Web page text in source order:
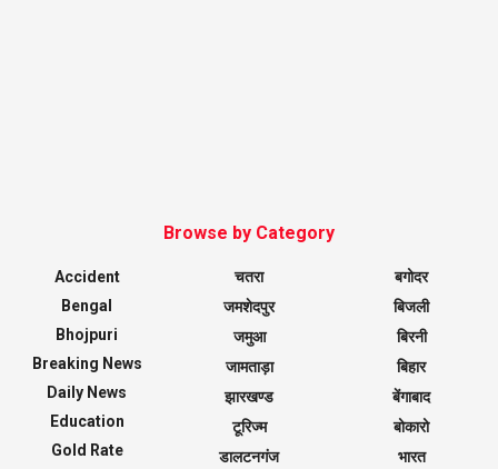
Browse by Category
Accident
Bengal
Bhojpuri
Breaking News
Daily News
Education
Gold Rate
चतरा
जमशेदपुर
जमुआ
जामताड़ा
झारखण्ड
टूरिज्म
डालटनगंज
बगोदर
बिजली
बिरनी
बिहार
बेंगाबाद
बोकारो
भारत